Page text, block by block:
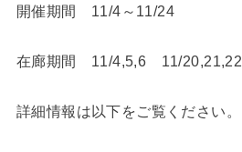
開催期間 11/4～11/24
在廊期間 11/4,5,6 11/20,21,22
詳細情報は以下をご覧ください。